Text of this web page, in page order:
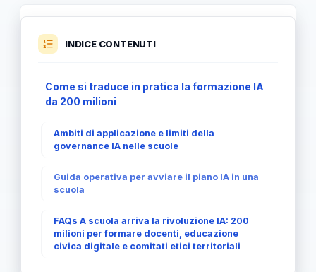
INDICE CONTENUTI
Come si traduce in pratica la formazione IA
da 200 milioni
Ambiti di applicazione e limiti della
governance IA nelle scuole
Guida operativa per avviare il piano IA in una
scuola
FAQs A scuola arriva la rivoluzione IA: 200
milioni per formare docenti, educazione
civica digitale e comitati etici territoriali